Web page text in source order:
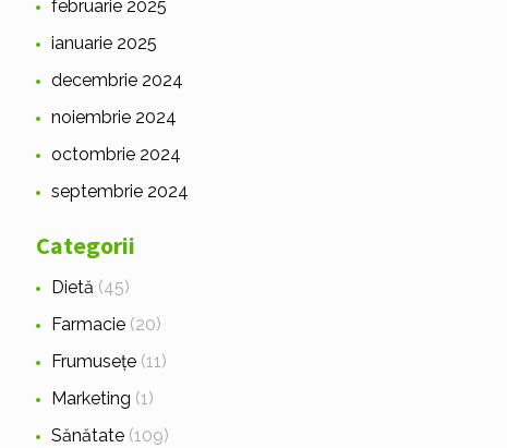
februarie 2025
ianuarie 2025
decembrie 2024
noiembrie 2024
octombrie 2024
septembrie 2024
Categorii
Dietă (45)
Farmacie(20)
Frumusețe(11)
Marketing (1)
Sănătate(109)